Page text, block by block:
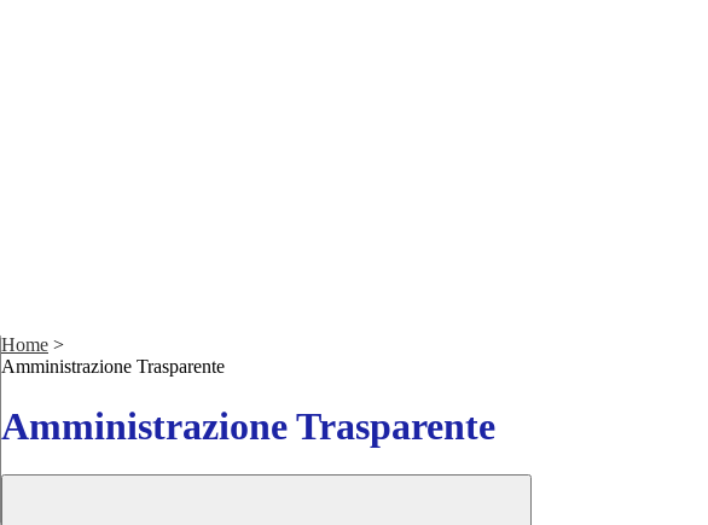
Home >
Amministrazione Trasparente
Amministrazione Trasparente